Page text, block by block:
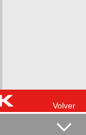
Volver